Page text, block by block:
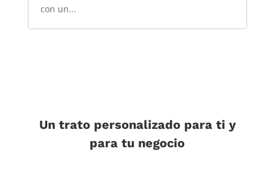
con un...
Un trato personalizado para ti y
para tu negocio